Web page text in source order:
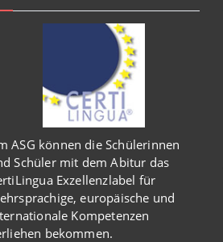
ASG können die Schülerinnen
Schüler mit dem Abitur das
Exzellenzlabel für
europäische und
Kompetenzen
bekommen.